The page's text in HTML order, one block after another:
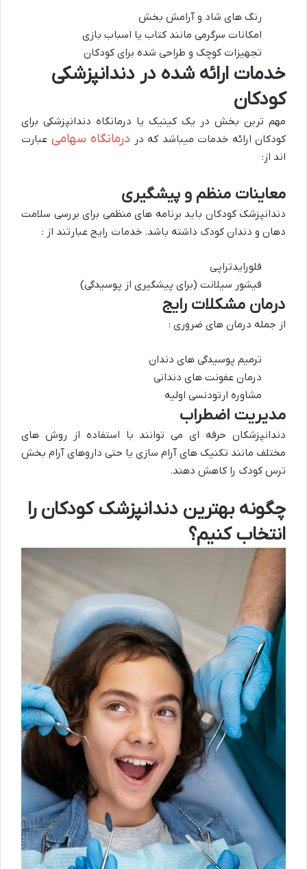
رنگ های شاد و آرامش بخش
امکانات سرگرمی مانند کتاب یا اسباب بازی
تجهیزات کوچک و طراحی شده برای کودکان
خدمات ارائه شده در دندانپزشکی
کودکان
مهم ترین بخش در یک کینیک یا درمانگاه دندانپزشکی برای
کودکان ارائه خدمات میباشد که در درمانگاه سهامی عبارت
اند از:
معاینات منظم و پیشگیری
دندانپزشک کودکان باید برنامه های منظمی برای بررسی سلامت
دهان و دندان کودک داشته باشد. خدمات رایج عبارتند از :
فلورایدتراپی
فیشور سیلانت (برای پیشگیری از پوسیدگی)
درمان مشکلات رایج
از جمله درمان های ضروری :
ترمیم پوسیدگی های دندان
درمان عفونت های دندانی
مشاوره ارتودنسی اولیه
مدیریت اضطراب
دندانپزشکان حرفه ای می توانند با استفاده از روش های
مختلف مانند تکنیک های آرام سازی یا حتی داروهای آرام بخش
ترس کودک را کاهش دهند.
چگونه بهترین دندانپزشک کودکان را
انتخاب کنیم؟